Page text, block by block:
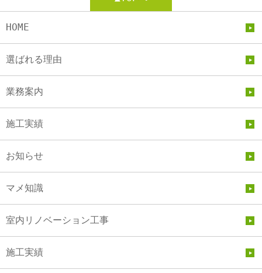
HOME
選ばれる理由
業務案内
施工実績
お知らせ
マメ知識
室内リノベーション工事
施工実績